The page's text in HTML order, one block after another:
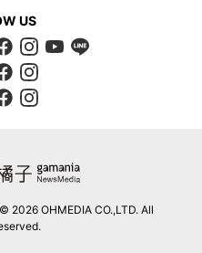
US
2026 OHMEDIA CO.,LTD. All